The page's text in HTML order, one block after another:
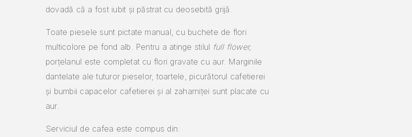
dovadă că a fost iubit și păstrat cu deosebită grijă.
Toate piesele sunt pictate manual, cu buchete de flori
multicolore pe fond alb. Pentru a atinge stilul full flower,
porțelanul este completat cu flori gravate cu aur. Marginile
dantelate ale tuturor pieselor, toartele, picurătorul cafetierei
și bumbii capacelor cafetierei și al zaharniței sunt placate cu
aur.
Serviciul de cafea este compus din: